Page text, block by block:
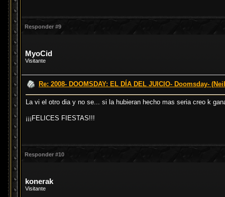
Responder #9
MyoCid
Visitante
Re: 2008- DOOMSDAY: EL DÍA DEL JUICIO- Doomsday-
La vi el otro dia y no se... si la hubieran hecho mas seria creo k
¡¡¡FELICES FIESTAS!!!
Responder #10
konerak
Visitante